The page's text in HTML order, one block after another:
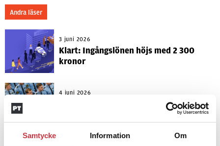
Samtycke Information Om
Andra läser
3 juni 2026
Klart: Ingångslönen höjs med 2 300
kronor
4 juni 2026
Miljoner i sjön –
polisaspiranter underkänns på
godtyckliga grunder